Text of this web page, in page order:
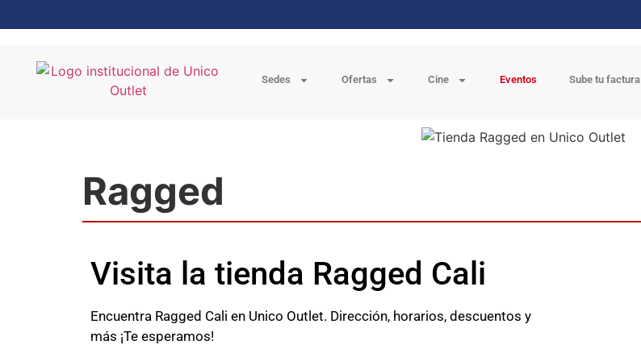
Sedes Ofertas Cine Eventos Sube tu factura
Ragged
Visita la tienda Ragged Cali
Encuentra Ragged Cali en Unico Outlet. Dirección, horarios, descuentos y
más ¡Te esperamos!